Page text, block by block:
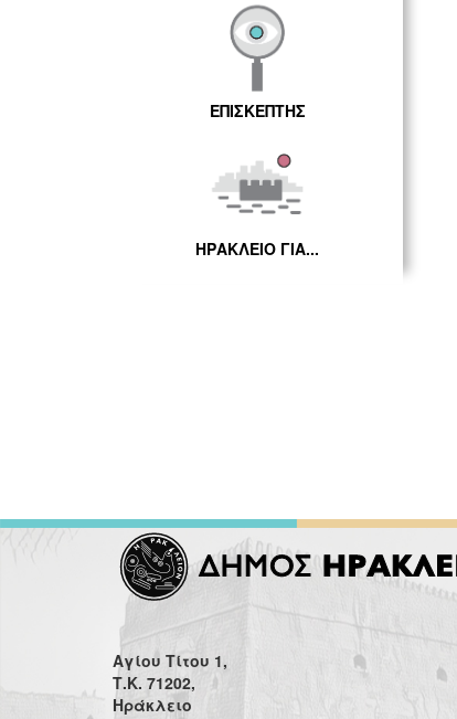
ΕΠΙΣΚΕΠΤΗΣ
ΗΡΑΚΛΕΙΟ ΓΙΑ...
Αγίου Τίτου 1,
Τ.Κ. 71202,
Ηράκλειο